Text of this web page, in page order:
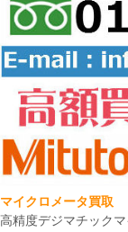
マイクロメータ買取
高精度デジマチック